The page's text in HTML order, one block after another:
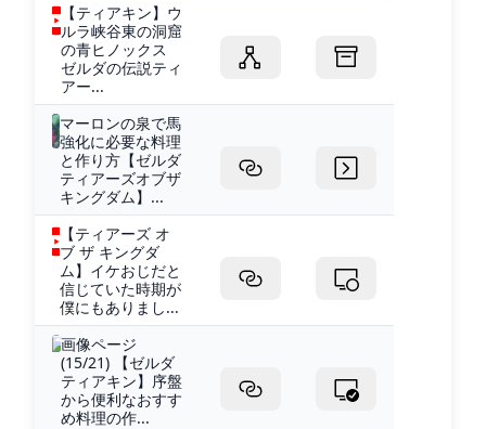
【ティアキン】ウ
ルラ峡谷東の洞窟
の青ヒノックス
ゼルダの伝説ティ
アー...
マーロンの泉で馬
強化に必要な料理
と作り方【ゼルダ
ティアーズオブザ
キングダム】...
【ティアーズ オ
ブ ザ キングダ
ム】イケおじだと
信じていた時期が
僕にもありまし...
画像ページ
(15/21) 【ゼルダ
ティアキン】序盤
から便利なおすす
め料理の作...